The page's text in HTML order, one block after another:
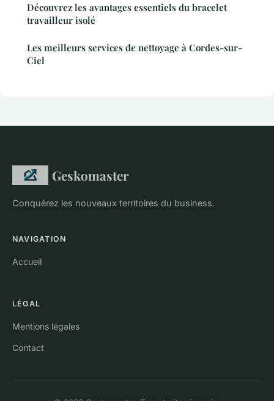
Découvrez les avantages essentiels du bracelet
travailleur isolé
Les meilleurs services de nettoyage à Cordes-sur-
Ciel
Geskomaster
Conquérez les nouveaux territoires du business.
NAVIGATION
Accueil
LÉGAL
Mentions légales
Contact